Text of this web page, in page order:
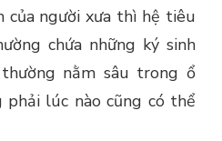
của người xưa thì hệ tiêu
chứa những ký sinh
nằm sâu trong ổ
phải lúc nào cũng có thể